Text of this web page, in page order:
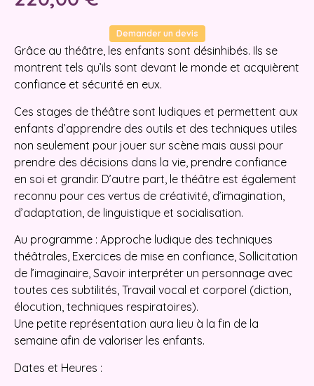
Demander un devis
Grâce au théâtre, les enfants sont désinhibés. Ils se
montrent tels qu’ils sont devant le monde et acquièrent
confiance et sécurité en eux.
Ces stages de théâtre sont ludiques et permettent aux
enfants d’apprendre des outils et des techniques utiles
non seulement pour jouer sur scène mais aussi pour
prendre des décisions dans la vie, prendre confiance
en soi et grandir. D’autre part, le théâtre est également
reconnu pour ces vertus de créativité, d’imagination,
d’adaptation, de linguistique et socialisation.
Au programme : Approche ludique des techniques
théâtrales, Exercices de mise en confiance, Sollicitation
de l’imaginaire, Savoir interpréter un personnage avec
toutes ces subtilités, Travail vocal et corporel (diction,
élocution, techniques respiratoires).
Une petite représentation aura lieu à la fin de la
semaine afin de valoriser les enfants.
Dates et Heures :